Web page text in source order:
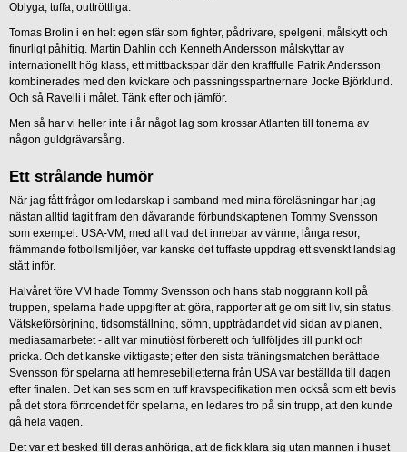
Oblyga, tuffa, outtröttliga.
Tomas Brolin i en helt egen sfär som fighter, pådrivare, spelgeni, målskytt och
finurligt påhittig. Martin Dahlin och Kenneth Andersson målskyttar av
internationellt hög klass, ett mittbackspar där den kraftfulle Patrik Andersson
kombinerades med den kvickare och passningsspartnernare Jocke Björklund.
Och så Ravelli i målet. Tänk efter och jämför.
Men så har vi heller inte i år något lag som krossar Atlanten till tonerna av
någon guldgrävarsång.
Ett strålande humör
När jag fått frågor om ledarskap i samband med mina föreläsningar har jag
nästan alltid tagit fram den dåvarande förbundskaptenen Tommy Svensson
som exempel. USA-VM, med allt vad det innebar av värme, långa resor,
främmande fotbollsmiljöer, var kanske det tuffaste uppdrag ett svenskt landslag
stått inför.
Halvåret före VM hade Tommy Svensson och hans stab noggrann koll på
truppen, spelarna hade uppgifter att göra, rapporter att ge om sitt liv, sin status.
Vätskeförsörjning, tidsomställning, sömn, uppträdandet vid sidan av planen,
mediasamarbetet - allt var minutiöst förberett och fullföljdes till punkt och
pricka. Och det kanske viktigaste; efter den sista träningsmatchen berättade
Svensson för spelarna att hemresebiljetterna från USA var beställda till dagen
efter finalen. Det kan ses som en tuff kravspecifikation men också som ett bevis
på det stora förtroendet för spelarna, en ledares tro på sin trupp, att den kunde
gå hela vägen.
Det var ett besked till deras anhöriga, att de fick klara sig utan mannen i huset